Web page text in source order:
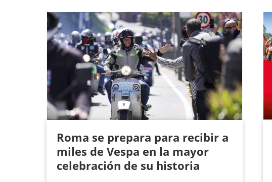
Roma se prepara para recibir a
miles de Vespa en la mayor
celebración de su historia